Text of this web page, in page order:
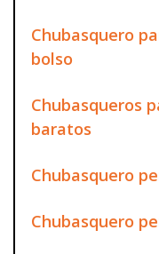
Chubasquero
bolso
Chubasqueros
baratos
Chubasquero
Chubasquero